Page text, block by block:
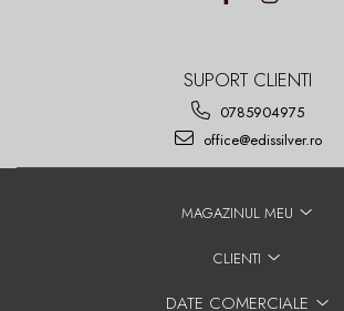
SUPORT CLIENTI
0785904975
office@edissilver.ro
MAGAZINUL MEU
CLIENTI
DATE COMERCIALE